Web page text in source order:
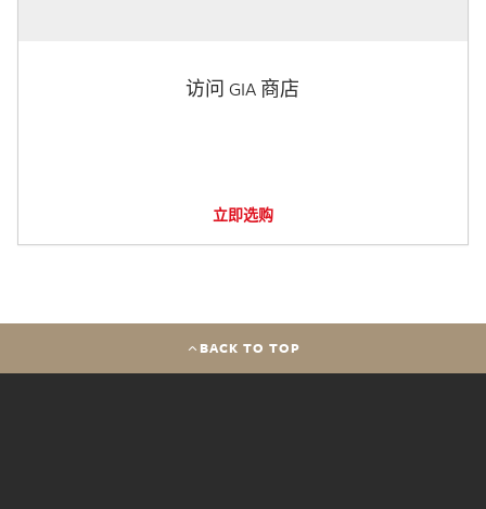
访问 GIA 商店
立即选购
BACK TO TOP